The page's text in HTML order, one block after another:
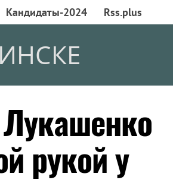
Кандидаты-2024 Rss.plus
рукой у